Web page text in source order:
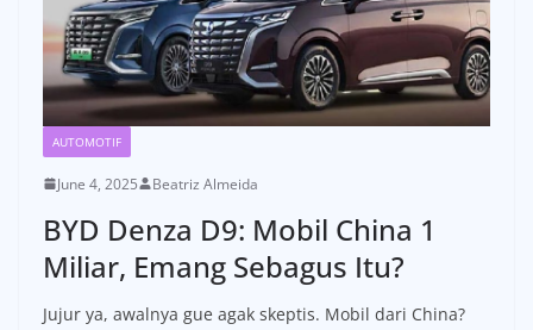
AUTOMOTIF
June 4, 2025 Beatriz Almeida
BYD Denza D9: Mobil China 1
Miliar, Emang Sebagus Itu?
Jujur ya, awalnya gue agak skeptis. Mobil dari China?